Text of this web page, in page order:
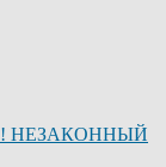
НЕЗАКОННЫЙ